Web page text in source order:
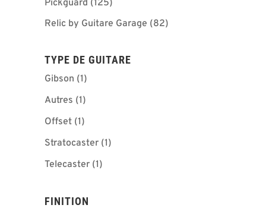
Pickguard (125)
Relic by Guitare Garage (82)
TYPE DE GUITARE
Gibson (1)
Autres (1)
Offset (1)
Stratocaster (1)
Telecaster (1)
FINITION